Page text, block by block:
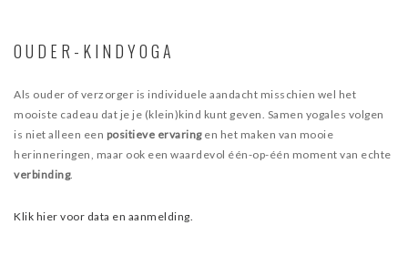
OUDER-KINDYOGA
Als ouder of verzorger is individuele aandacht misschien wel het
mooiste cadeau dat je je (klein)kind kunt geven. Samen yogales volgen
is niet alleen een positieve ervaringen het maken van mooie
herinneringen, maar ook een waardevol één-op-één moment van echte
verbinding.
Klik hier voor data en aanmelding.